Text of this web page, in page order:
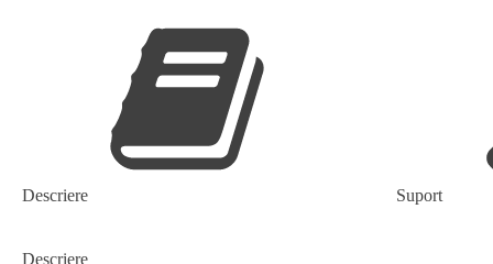
Descriere Suport
Descriere